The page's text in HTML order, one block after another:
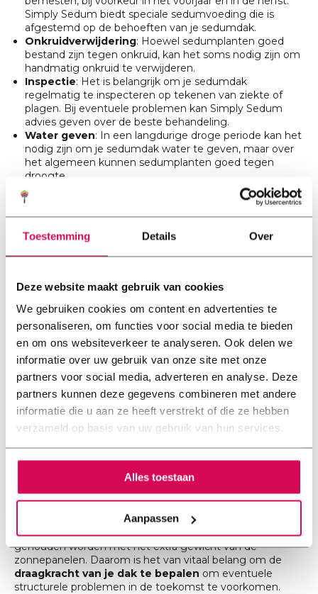
Toestemming Details Over
Deze website maakt gebruik van cookies
We gebruiken cookies om content en advertenties te
personaliseren, om functies voor social media te bieden
en om ons websiteverkeer te analyseren. Ook delen we
informatie over uw gebruik van onze site met onze
partners voor social media, adverteren en analyse. Deze
partners kunnen deze gegevens combineren met andere
informatie die u aan ze heeft verstrekt of die ze hebben
verzameld op basis van uw gebruik van hun services.
Alles toestaan
Aanpassen
Simply Sedum biedt speciale sedumvoeding die is
afgestemd op de behoeften van je sedumdak.
Onkruidverwijdering: Hoewel sedumplanten goed
bestand zijn tegen onkruid, kan het soms nodig zijn om
handmatig onkruid te verwijderen.
Inspectie: Het is belangrijk om je sedumdak
regelmatig te inspecteren op tekenen van ziekte of
plagen. Bij eventuele problemen kan Simply Sedum
advies geven over de beste behandeling.
Water geven: In een langdurige droge periode kan het
nodig zijn om je sedumdak water te geven, maar over
het algemeen kunnen sedumplanten goed tegen
droogte.
Kiezen voor een sedumdak is kiezen voor een duurzame
en onderhoudsarme oplossing die bijdraagt aan een
je te begeleiden in dit proces en je te voorzien van alle
Constructieberekening sedumdak en
zonnepanelen
Voordat je overgaat tot de aanleg van een sedumdak en
de plaatsing van zonnepanelen, is het essentieel om te
constructieberekeningis eengedetailleerd rapport
opgesteld door een professionele constructeur die de
sterkte, stabiliteit en stijfheid van je dak
Een sedumdak voegt extra gewicht toe aan je dak door
de verschillende lagen van het systeem: de waterdichte
laag, beschermvlies, drainagelaag, filtervlies, substraatlaag
en de sedumplanten zelf. Bovendien moet er rekening
gehouden worden met het extra gewicht van de
zonnepanelen. Daarom is het van vitaal belang om de
draagkracht van je dak te bepalen om eventuele
structurele problemen in de toekomst te voorkomen.